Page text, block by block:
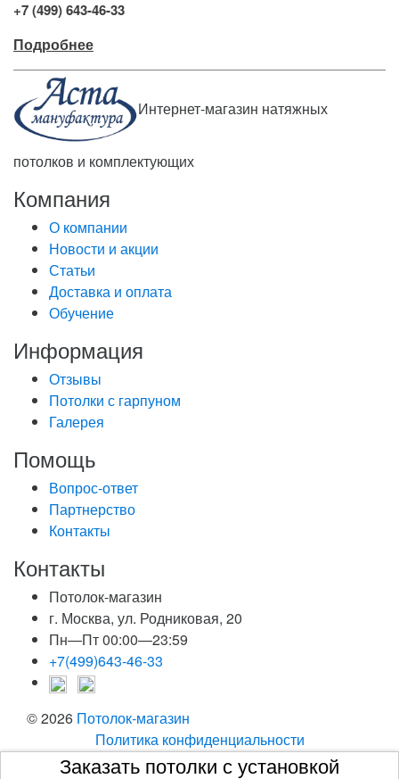
+7 (499) 643-46-33
Подробнее
Интернет-магазин натяжных
потолков и комплектующих
Компания
О компании
Новости и акции
Статьи
Доставка и оплата
Обучение
Информация
Отзывы
Потолки с гарпуном
Галерея
Помощь
Вопрос-ответ
Партнерство
Контакты
Контакты
Потолок-магазин
г. Москва, ул. Родниковая, 20
Пн—Пт 00:00—23:59
+7(499)643-46-33
© 2026 Потолок-магазин
Политика конфиденциальности
Заказать потолки с установкой